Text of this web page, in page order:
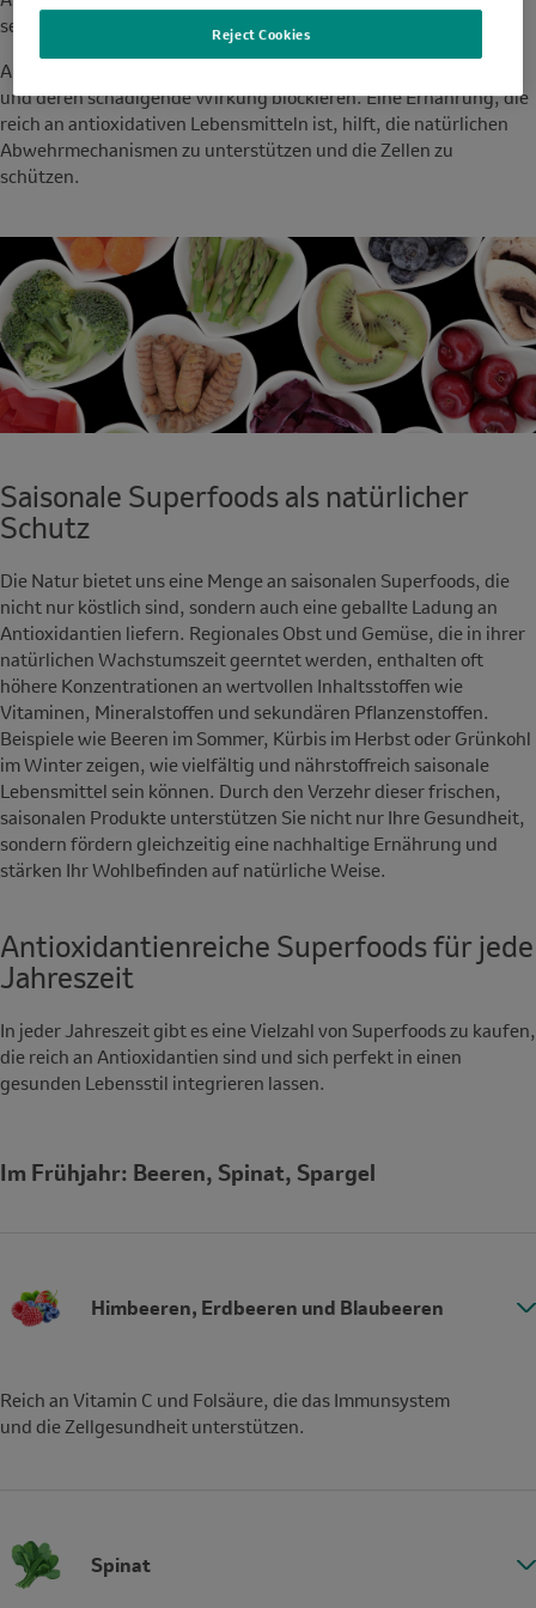
sein.
Antioxidantien wirken, indem sie freie Radikale neutralisieren
und deren schädigende Wirkung blockieren. Eine Ernährung, die
reich an antioxidativen Lebensmitteln ist, hilft, die natürlichen
Abwehrmechanismen zu unterstützen und die Zellen zu
schützen.
Saisonale Superfoods als natürlicher
Schutz
Die Natur bietet uns eine Menge an saisonalen Superfoods, die
nicht nur köstlich sind, sondern auch eine geballte Ladung an
Antioxidantien liefern. Regionales Obst und Gemüse, die in ihrer
natürlichen Wachstumszeit geerntet werden, enthalten oft
höhere Konzentrationen an wertvollen Inhaltsstoffen wie
Vitaminen, Mineralstoffen und sekundären Pflanzenstoffen.
Beispiele wie Beeren im Sommer, Kürbis im Herbst oder Grünkohl
im Winter zeigen, wie vielfältig und nährstoffreich saisonale
Lebensmittel sein können. Durch den Verzehr dieser frischen,
saisonalen Produkte unterstützen Sie nicht nur Ihre Gesundheit,
sondern fördern gleichzeitig eine nachhaltige Ernährung und
stärken Ihr Wohlbefinden auf natürliche Weise.
Antioxidantienreiche Superfoods für jede
Jahreszeit
In jeder Jahreszeit gibt es eine Vielzahl von Superfoods zu kaufen,
die reich an Antioxidantien sind und sich perfekt in einen
gesunden Lebensstil integrieren lassen.
Im Frühjahr: Beeren, Spinat, Spargel
Himbeeren, Erdbeeren und Blaubeeren
Reich an Vitamin C und Folsäure, die das Immunsystem
und die Zellgesundheit unterstützen.
Spinat
Reject Cookies